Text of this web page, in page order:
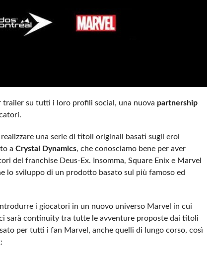
trailer su tutti i loro profili social, una nuova partnership
una serie di titoli originali basati sugli eroi
a Crystal Dynamics, che conosciamo bene per aver
del franchise Deus-Ex. Insomma, Square Enix e Marvel
lo sviluppo di un prodotto basato sul più famoso ed
i giocatori in un nuovo universo Marvel in cui
sarà continuity tra tutte le avventure proposte dai titoli
per tutti i fan Marvel, anche quelli di lungo corso, così